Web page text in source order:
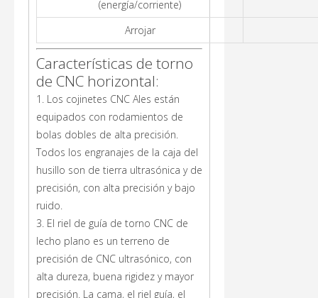
(energía/corriente)
Arrojar
Características de torno
de CNC horizontal:
1. Los cojinetes CNC Ales están
equipados con rodamientos de
bolas dobles de alta precisión.
Todos los engranajes de la caja del
husillo son de tierra ultrasónica y de
precisión, con alta precisión y bajo
ruido.
3. El riel de guía de torno CNC de
lecho plano es un terreno de
precisión de CNC ultrasónico, con
alta dureza, buena rigidez y mayor
precisión. La cama, el riel guía, el